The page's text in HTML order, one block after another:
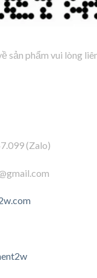
sản phẩm vui lòng
(Zalo)